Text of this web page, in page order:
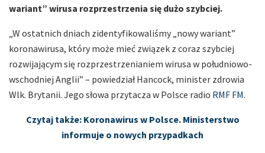
wariant” wirusa rozprzestrzenia się dużo szybciej.
„W ostatnich dniach zidentyfikowaliśmy „nowy wariant”
koronawirusa, który może mieć związek z coraz szybciej
rozwijającym się rozprzestrzenianiem wirusa w południowo-
wschodniej Anglii” – powiedział Hancock, minister zdrowia
Wlk. Brytanii. Jego słowa przytacza w Polsce radio RMF FM.
Czytaj także: Koronawirus w Polsce. Ministerstwo
informuje o nowych przypadkach